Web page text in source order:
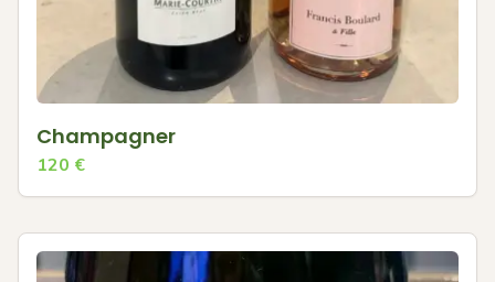
Champagner
120 €